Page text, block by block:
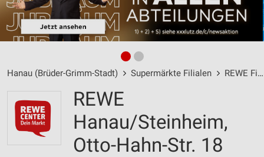
Hanau (Brüder-Grimm-Stadt) Supermärkte Filialen REWE Filialen
REWE
Hanau/Steinheim,
Otto-Hahn-Str. 18